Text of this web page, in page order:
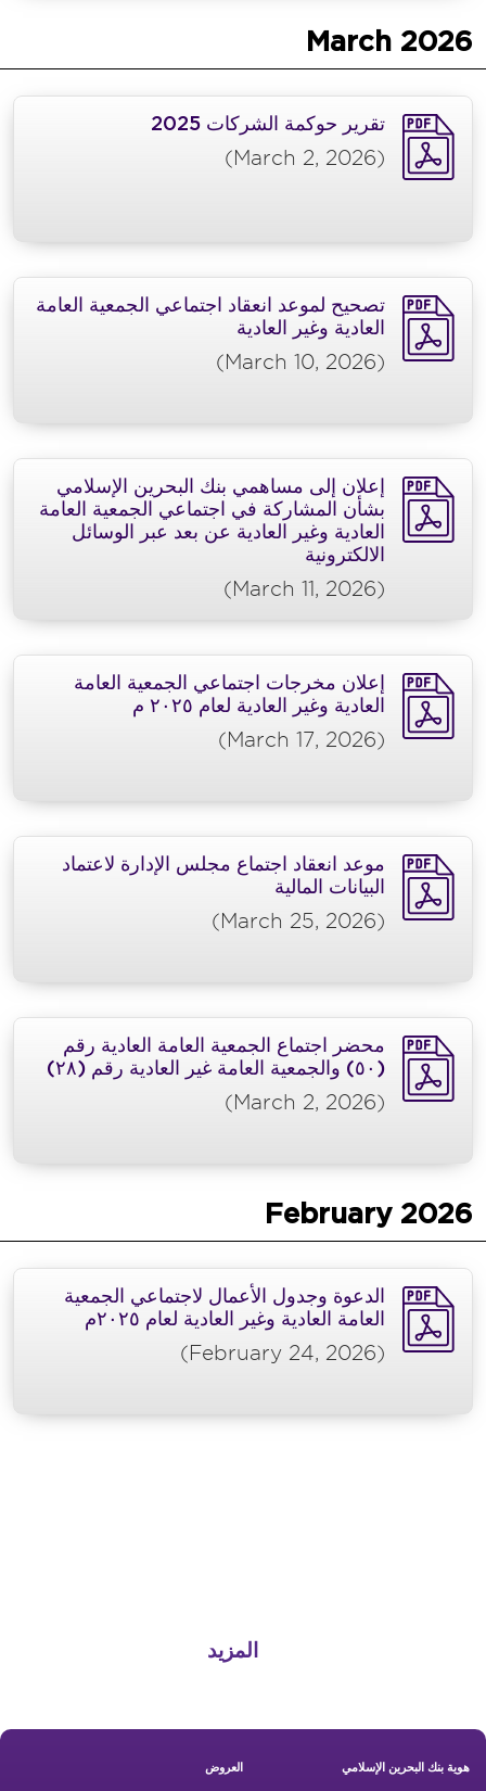
March 2026
تقرير حوكمة الشركات 2025
(March 2, 2026)
تصحيح لموعد انعقاد اجتماعي الجمعية العامة
العادية وغير العادية
(March 10, 2026)
إعلان إلى مساهمي بنك البحرين الإسلامي
بشأن المشاركة في اجتماعي الجمعية العامة
العادية وغير العادية عن بعد عبر الوسائل
الالكترونية
(March 11, 2026)
إعلان مخرجات اجتماعي الجمعية العامة
العادية وغير العادية لعام ٢٠٢٥ م
(March 17, 2026)
موعد انعقاد اجتماع مجلس الإدارة لاعتماد
البيانات المالية
(March 25, 2026)
محضر اجتماع الجمعية العامة العادية رقم
(٥٠) والجمعية العامة غير العادية رقم (٢٨)
(March 2, 2026)
February 2026
الدعوة وجدول الأعمال لاجتماعي الجمعية
العامة العادية وغير العادية لعام ٢٠٢٥م
(February 24, 2026)
المزيد
Footer New
هوية بنك البحرين الإسلامي العروض